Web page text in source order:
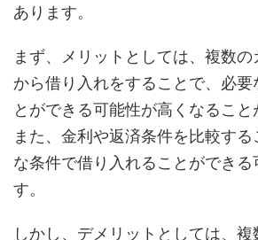
あります。
まず、メリットとしては、複数
から借り入れをすることで、必要
とができる可能性が高くなること
また、金利や返済条件を比較する
な条件で借り入れることができる
す。
しかし、デメリットとしては、